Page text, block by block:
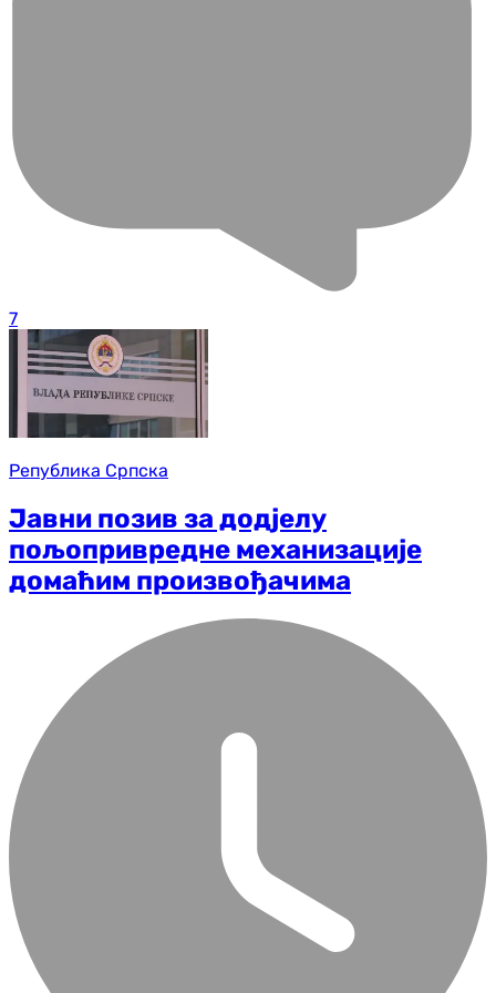
7
Република Српска
Јавни позив за додјелу
пољопривредне механизације
домаћим произвођачима